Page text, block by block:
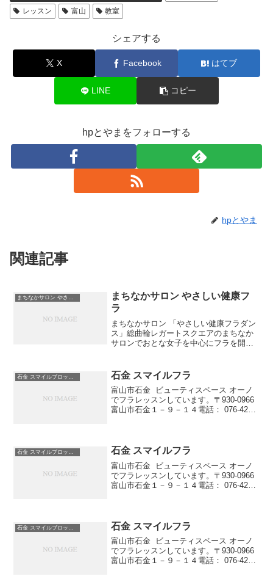
レッスン
富山 教室
シェアする
X Facebook はてブ
LINE コピー
hpとやまをフォローする
hpとやま
関連記事
まちなかサロン やさしい健康フラ
まちなかサロン やさしい健康フ
ラ
まちなかサロン 「やさしい健康フラダン
ス」総曲輪レガートスクエアのまちなか
サロンでおとな女子を中心にフラを開催
じめての方でも運動になれていない方で
もどなたでも参加できま...
石金 スマイルフラ
富山市石金 ビューティスペース オーノ
でフラレッスンしています。〒930-0966
富山市石金１－９－１４電話： 076-423-
石金 スマイルブロッサム 石金 スマイルフラ
富山市石金 ビューティスペース オーノ
でフラレッスンしています。〒930-0966
富山市石金１－９－１４電話： 076-423-
石金 スマイルブロッサム 石金 スマイルフラ
富山市石金 ビューティスペース オーノ
でフラレッスンしています。〒930-0966
富山市石金１－９－１４電話： 076-423-